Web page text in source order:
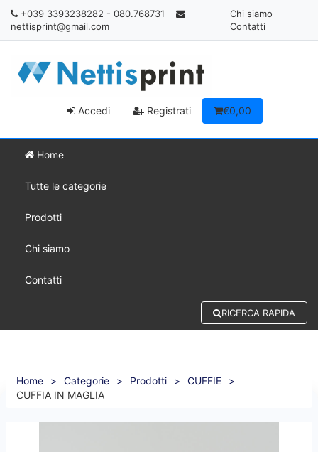
+039 3393238282 - 080.768731
nettisprint@gmail.com
Chi siamo
Contatti
Accedi Registrati €0,00
Home
Tutte le categorie
Prodotti
Chi siamo
Contatti
RICERCA RAPIDA
Home > Categorie > Prodotti > CUFFIE
>
CUFFIA IN MAGLIA